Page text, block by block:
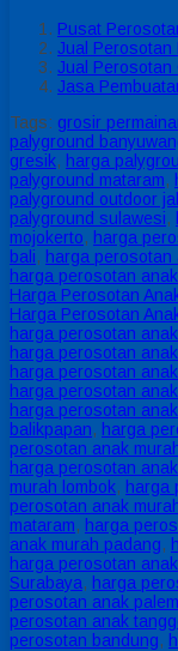
Pusat
Jual Perosotan
Jual Perosotan
Jasa
Tags: grosir
palyground
gresik, harga
palyground mataram,
palyground outdoor
palyground sulawesi,
mojokerto, harga
bali, harga perosotan
harga perosotan
Harga Perosotan
Harga Perosotan
harga perosotan
harga perosotan
harga perosotan
harga perosotan
harga perosotan
balikpapan, harga
perosotan anak
harga perosotan
murah lombok, harga
perosotan anak
mataram, harga
anak murah padang,
harga perosotan
Surabaya, harga
perosotan anak
perosotan anak
perosotan bandung,